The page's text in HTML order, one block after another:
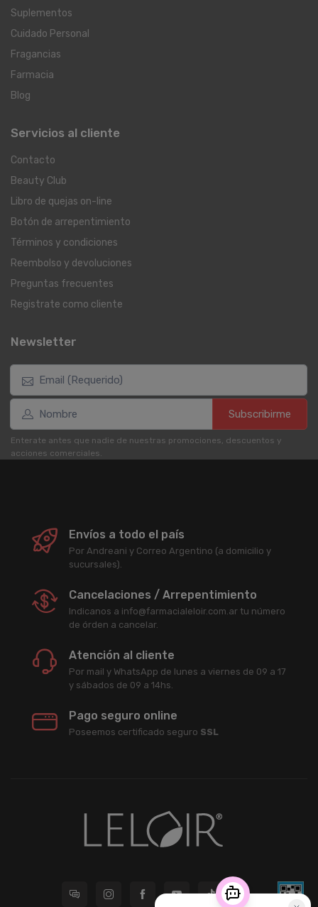
Suplementos
Cuidado Personal
Fragancias
Farmacia
Blog
Servicios al cliente
Contacto
Beauty Club
Libro de quejas on-line
Botón de arrepentimiento
Términos y condiciones
Reembolso y devoluciones
Preguntas frecuentes
Registrate como cliente
Newsletter
Subscribirme
Enterate antes que nadie de nuestras promociones, descuentos y
acciones comerciales.
Envíos a todo el país
Por Andreani y Correo Argentino (a domicilio y
sucursales).
Cancelaciones / Arrepentimiento
Indicanos a info@farmacialeloir.com.ar tu número
de órden a cancelar.
Atención al cliente
Por mail y WhatsApp de lunes a viernes de 09 a 17
y sábados de 09 a 14hs.
Pago seguro online
Poseemos certificado seguro SSL